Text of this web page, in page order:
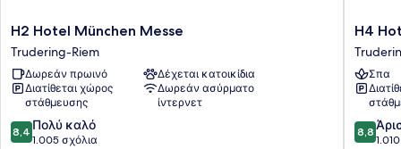
H2
Hotel
München
Messe
Trudering-
Riem
H2 Hotel München Messe
Trudering-Riem
Δωρεάν πρωινό
Δέχεται κατοικίδια
Διατίθεται χώρος
στάθμευσης
Δωρεάν ασύρματο
ίντερνετ
8.4
στα
8,4 Πολύ καλό
1.005 σχόλια
H4
Hotel
Messe
Riem
H4
Σπα
8.8
στα
8,8